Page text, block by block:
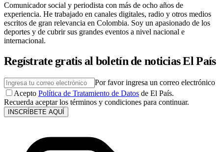
Comunicador social y periodista con más de ocho años de
experiencia. He trabajado en canales digitales, radio y otros medios
escritos de gran relevancia en Colombia. Soy un apasionado de los
deportes y de cubrir sus grandes eventos a nivel nacional e
internacional.
Regístrate gratis al boletín de noticias El País
Por favor ingresa un correo electrónico
Acepto Política de Tratamiento de Datos de El País.
Recuerda aceptar los términos y condiciones para continuar.
INSCRÍBETE AQUÍ